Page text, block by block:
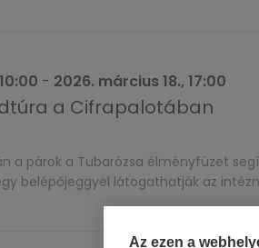
- 2026. március 18., 17:00
a Cifrapalotában
a párok a Tubarózsa élményfüzet
belépőjeggyel látogathatják az
Az ezen a